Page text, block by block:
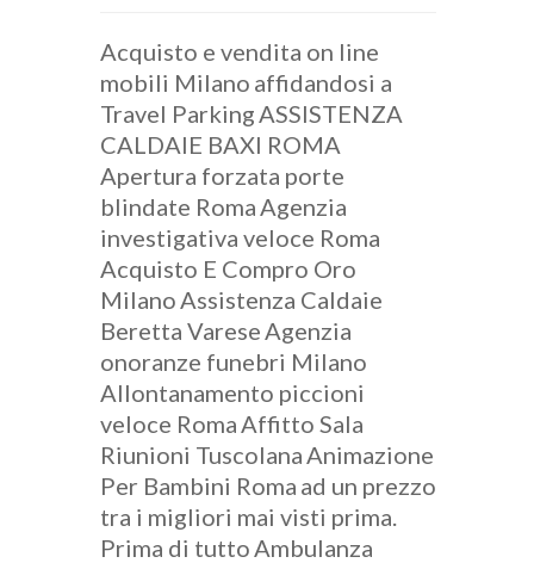
Acquisto e vendita on line
mobili Milano affidandosi a
Travel ParkingASSISTENZA
CALDAIE BAXI ROMA
Apertura forzata porte
blindate RomaAgenzia
investigativa veloce Roma
Acquisto E Compro Oro
MilanoAssistenza Caldaie
Beretta VareseAgenzia
onoranze funebri Milano
Allontanamento piccioni
veloce RomaAffitto Sala
Riunioni TuscolanaAnimazione
Per Bambini Roma ad un prezzo
tra i migliori mai visti prima.
Prima di tuttoAmbulanza